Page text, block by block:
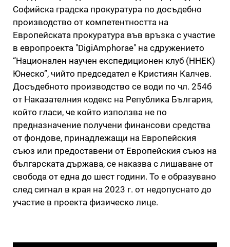
Софийска градска прокуратура по досъдебно
производство от компетентността на
Европейската прокуратура във връзка с участие
в европроекта "DigiAmphorae" на сдружението
“Национален научен експедиционен клуб (ННЕК)
Юнеско”, чийто председател е Кристиян Калчев.
Досъдебното производство се води по чл. 254б
от Наказателния кодекс на Република България,
който гласи, че който използва не по
предназначение получени финансови средства
от фондове, принадлежащи на Европейския
съюз или предоставени от Европейския съюз на
българската държава, се наказва с лишаване от
свобода от една до шест години. То е образувано
след сигнал в края на 2023 г. от недопуснато до
участие в проекта физическо лице.